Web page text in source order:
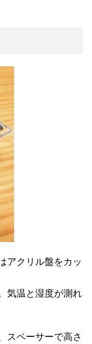
アクリル盤をカッ
気温と湿度が測れ
スペーサーで高さ